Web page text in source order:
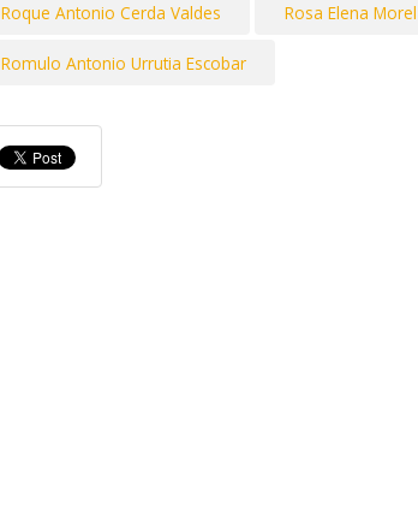
Roque Antonio Cerda Valdes Rosa Elena
Romulo Antonio Urrutia Escobar